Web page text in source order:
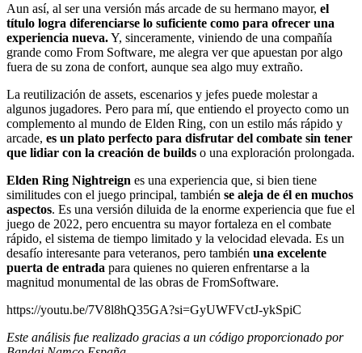
Aun así, al ser una versión más arcade de su hermano mayor, el
título logra diferenciarse lo suficiente como para ofrecer una
experiencia nueva.Y, sinceramente, viniendo de una compañía
grande como From Software, me alegra ver que apuestan por algo
fuera de su zona de confort, aunque sea algo muy extraño.
La reutilización de assets, escenarios y jefes puede molestar a
algunos jugadores. Pero para mí, que entiendo el proyecto como un
complemento al mundo de Elden Ring, con un estilo más rápido y
arcade, es un plato perfecto para disfrutar del combate sin tener
que lidiar con la creación de builds o una exploración prolongada.
Elden Ring Nightreign es una experiencia que, si bien tiene
similitudes con el juego principal, también se aleja de él en muchos
aspectos. Es una versión diluida de la enorme experiencia que fue el
juego de 2022, pero encuentra su mayor fortaleza en el combate
rápido, el sistema de tiempo limitado y la velocidad elevada. Es un
desafío interesante para veteranos, pero también una excelente
puerta de entrada para quienes no quieren enfrentarse a la
magnitud monumental de las obras de FromSoftware.
https://youtu.be/7V8l8hQ35GA?si=GyUWFVctJ-ykSpiC
Este análisis fue realizado gracias a un código proporcionado por